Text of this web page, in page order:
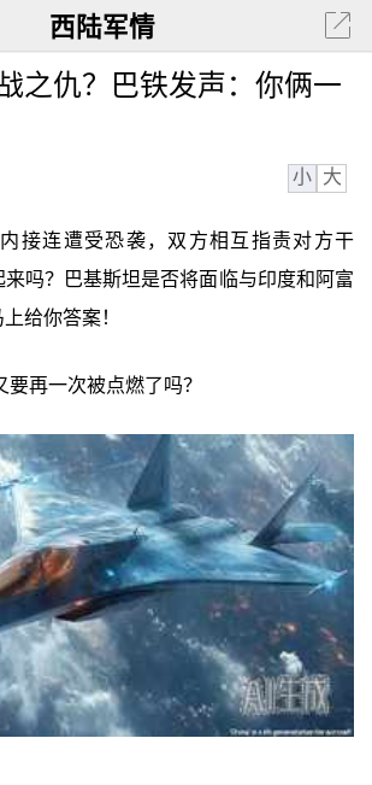
西陆军情
之仇？巴铁发声：你俩一
小 大
接连遭受恐袭，双方相互指责对方干
吗？巴基斯坦是否将面临与印度和阿富
给你答案！
要再一次被点燃了吗？